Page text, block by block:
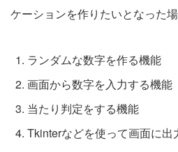
ケーションを作りたいとなった場
ランダムな数字を作る機能
画面から数字を入力する機能
当たり判定をする機能
Tkinterなどを使って画面に出